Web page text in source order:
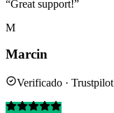
“Great support!”
M
Marcin
Verificado · Trustpilot